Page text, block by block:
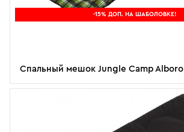
-15% ДОП. НА ШАБОЛОВКЕ!
Спальный мешок Jungle Camp Alboro